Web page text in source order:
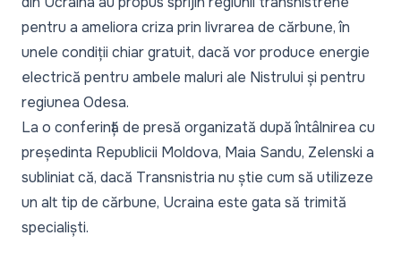
pentru a ameliora criza prin livrarea de cărbune, în
unele condiții chiar gratuit, dacă vor produce energie
electrică pentru ambele maluri ale Nistrului și pentru
regiunea Odesa.
La o conferință de presă organizată după întâlnirea cu
președinta Republicii Moldova, Maia Sandu, Zelenski a
subliniat că, dacă Transnistria nu știe cum să utilizeze
un alt tip de cărbune, Ucraina este gata să trimită
specialiști.